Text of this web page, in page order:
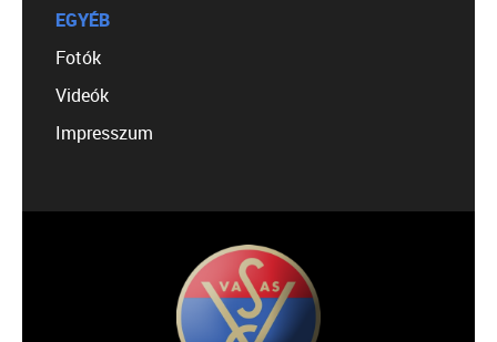
EGYÉB
Fotók
Videók
Impresszum